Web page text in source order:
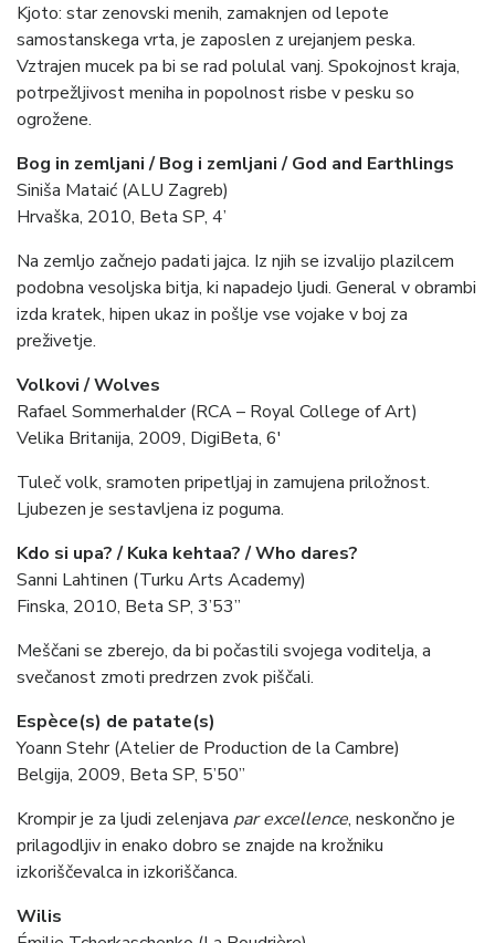
Kjoto: star zenovski menih, zamaknjen od lepote
samostanskega vrta, je zaposlen z urejanjem peska.
Vztrajen mucek pa bi se rad polulal vanj. Spokojnost kraja,
potrpežljivost meniha in popolnost risbe v pesku so
ogrožene.
Bog in zemljani / Bog i zemljani / God and Earthlings
Siniša Mataić (ALU Zagreb)
Hrvaška, 2010, Beta SP, 4’
Na zemljo začnejo padati jajca. Iz njih se izvalijo plazilcem
podobna vesoljska bitja, ki napadejo ljudi. General v obrambi
izda kratek, hipen ukaz in pošlje vse vojake v boj za
preživetje.
Volkovi / Wolves
Rafael Sommerhalder (RCA – Royal College of Art)
Velika Britanija, 2009, DigiBeta, 6′
Tuleč volk, sramoten pripetljaj in zamujena priložnost.
Ljubezen je sestavljena iz poguma.
Kdo si upa? / Kuka kehtaa? / Who dares?
Sanni Lahtinen (Turku Arts Academy)
Finska, 2010, Beta SP, 3’53”
Meščani se zberejo, da bi počastili svojega voditelja, a
svečanost zmoti predrzen zvok piščali.
Espèce(s) de patate(s)
Yoann Stehr (Atelier de Production de la Cambre)
Belgija, 2009, Beta SP, 5’50”
Krompir je za ljudi zelenjava par excellence, neskončno je
prilagodljiv in enako dobro se znajde na krožniku
izkoriščevalca in izkoriščanca.
Wilis